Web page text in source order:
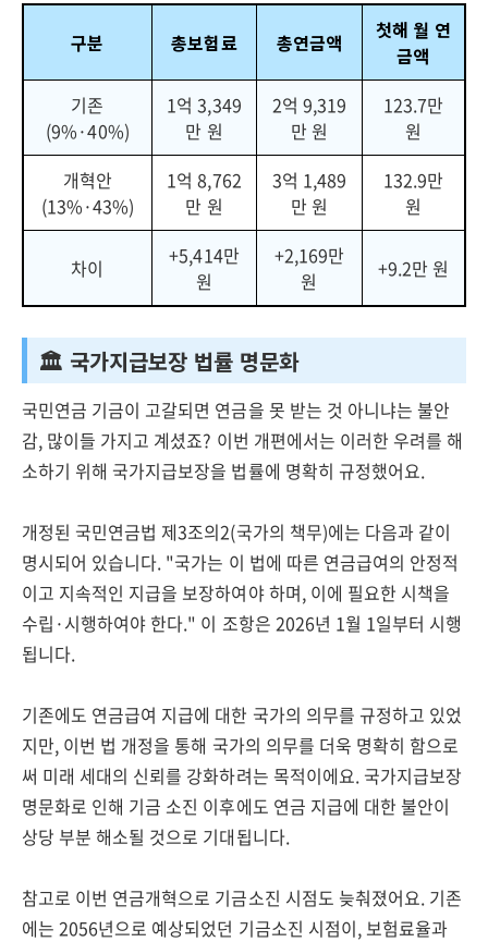
구분 총보험료 총연금액
첫해 월 연
금액
기존
(9%·40%)
1억 3,349
만 원
2억 9,319
만 원
123.7만
원
개혁안
(13%·43%)
1억 8,762
만 원
3억 1,489
만 원
132.9만
원
차이
+5,414만
원
+2,169만
원
+9.2만 원
🏛️ 국가지급보장 법률 명문화
국민연금 기금이 고갈되면 연금을 못 받는 것 아니냐는 불안
감, 많이들 가지고 계셨죠? 이번 개편에서는 이러한 우려를 해
소하기 위해 국가지급보장을 법률에 명확히 규정했어요.
개정된 국민연금법 제3조의2(국가의 책무)에는 다음과 같이
명시되어 있습니다. "국가는 이 법에 따른 연금급여의 안정적
이고 지속적인 지급을 보장하여야 하며, 이에 필요한 시책을
수립·시행하여야 한다." 이 조항은 2026년 1월 1일부터 시행
됩니다.
기존에도 연금급여 지급에 대한 국가의 의무를 규정하고 있었
지만, 이번 법 개정을 통해 국가의 의무를 더욱 명확히 함으로
써 미래 세대의 신뢰를 강화하려는 목적이에요. 국가지급보장
명문화로 인해 기금 소진 이후에도 연금 지급에 대한 불안이
상당 부분 해소될 것으로 기대됩니다.
참고로 이번 연금개혁으로 기금소진 시점도 늦춰졌어요. 기존
에는 2056년으로 예상되었던 기금소진 시점이, 보험료율과